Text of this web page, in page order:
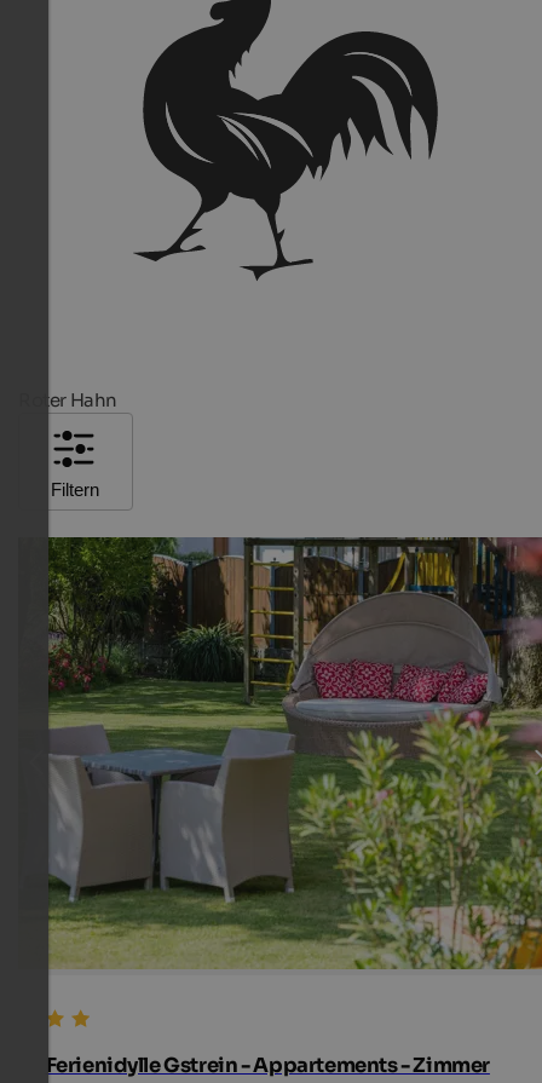
Roter Hahn
Filtern
Ferienidylle Gstrein - Appartements - Zimmer